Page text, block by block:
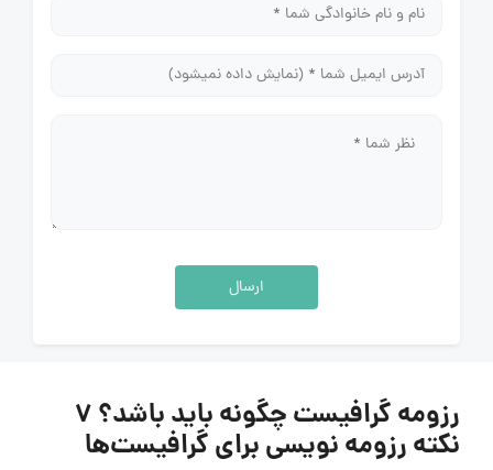
ارسال
رزومه گرافیست چگونه باید باشد؟ ۷
نکته‌ رزومه نویسی برای گرافیست‌ها